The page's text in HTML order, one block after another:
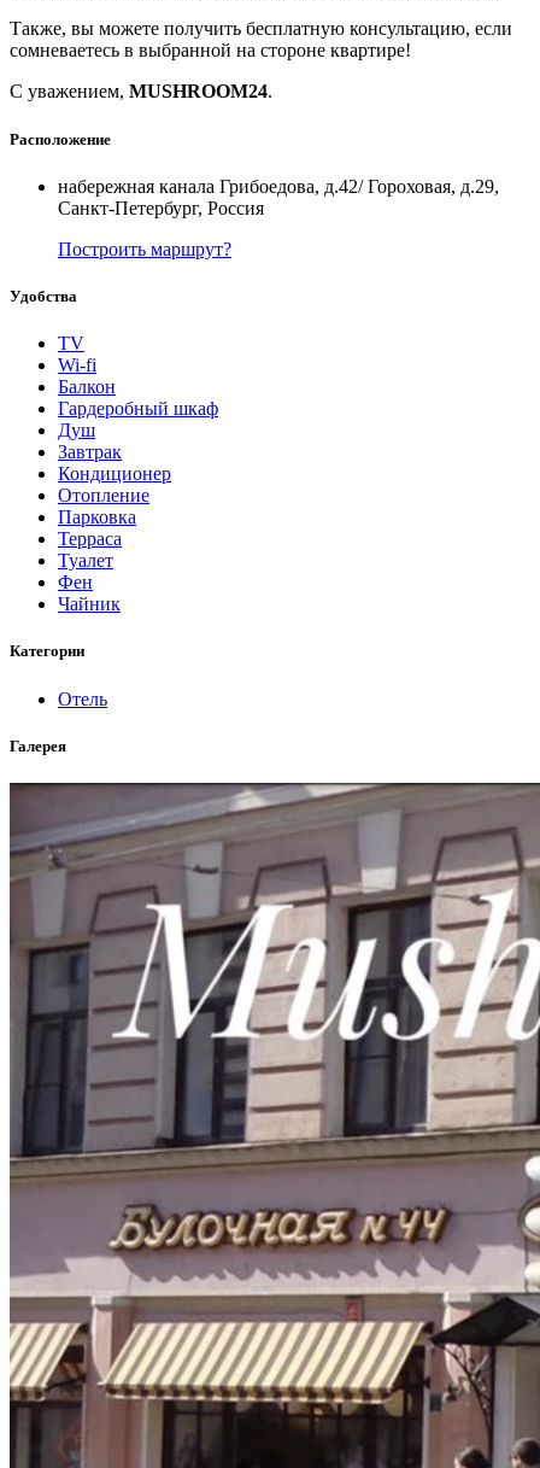
Также, вы можете получить бесплатную консультацию, если
сомневаетесь в выбранной на стороне квартире!
С уважением, MUSHROOM24.
Расположение
набережная канала Грибоедова, д.42/ Гороховая, д.29,
Санкт-Петербург, Россия
Построить маршрут?
Удобства
TV
Wi-fi
Балкон
Гардеробный шкаф
Душ
Завтрак
Кондиционер
Отопление
Парковка
Терраса
Туалет
Фен
Чайник
Категории
Отель
Галерея